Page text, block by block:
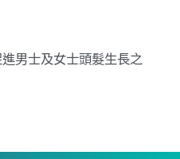
男士及女士頭髮生長之